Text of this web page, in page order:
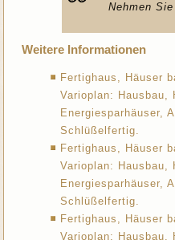
Nehmen
Weitere Informationen
Fertighaus, Häuser
Varioplan: Hausbau,
Energiesparhäuser,
Schlüßelfertig.
Fertighaus, Häuser
Varioplan: Hausbau,
Energiesparhäuser,
Schlüßelfertig.
Fertighaus, Häuser
Varioplan: Hausbau,